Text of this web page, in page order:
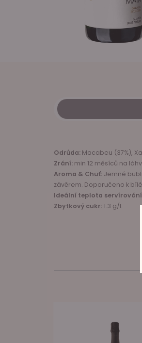
Odrůda:Macabeu (37%),
Zrání:min 12 měsíců na
Aroma & Chuť: Jemné
závěrem. Doporučeno k
Ideální teplota
Zbytkový cukr: 1.3 g/l.